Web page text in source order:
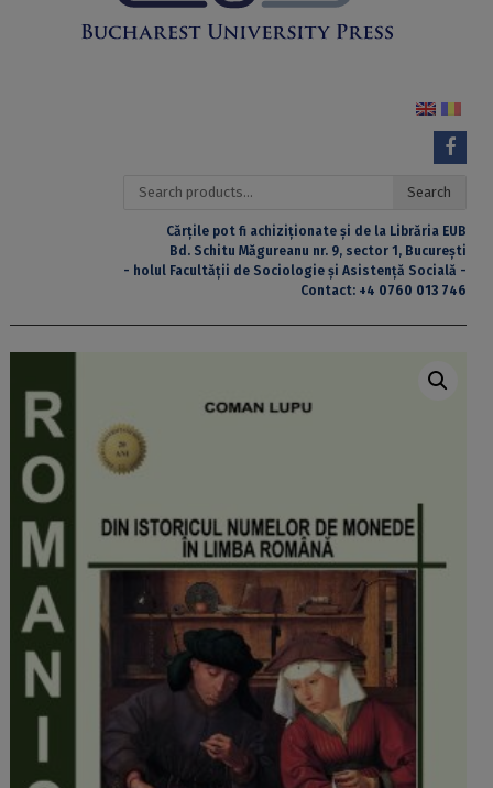
Search
Search
Cărțile pot fi achiziționate și de la Librăria EUB
Bd. Schitu Măgureanu nr. 9, sector 1, București
- holul Facultății de Sociologie și Asistență Socială -
Contact: +4 0760 013 746